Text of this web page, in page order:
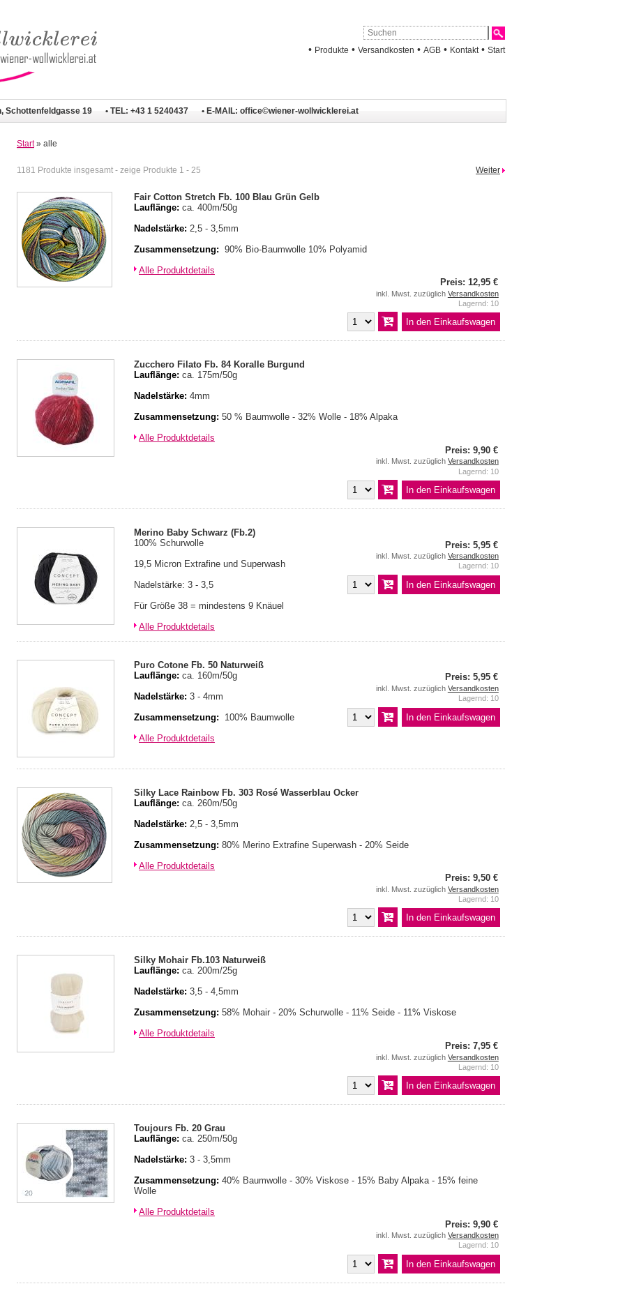
• Produkte • Versandkosten • AGB • Kontakt • Start
Schottenfeldgasse 19 • TEL: +43 1 5240437 • E-MAIL:office©wiener-wollwicklerei.at
Start» alle
1181 Produkte insgesamt - zeige Produkte 1 - 25 Weiter
Fair Cotton Stretch Fb. 100 Blau Grün Gelb
Lauflänge: ca. 400m/50g
Nadelstärke: 2,5 - 3,5mm
Zusammensetzung: 90% Bio-Baumwolle 10% Polyamid
Alle Produktdetails
Preis: 12,95 €
inkl. Mwst. zuzüglich Versandkosten
Lagernd: 10
Zucchero Filato Fb. 84 Koralle Burgund
Lauflänge: ca. 175m/50g
Nadelstärke: 4mm
Zusammensetzung: 50 % Baumwolle - 32% Wolle - 18% Alpaka
Alle Produktdetails
Preis: 9,90 €
inkl. Mwst. zuzüglich Versandkosten
Lagernd: 10
Merino Baby Schwarz (Fb.2)
100% Schurwolle
19,5 Micron Extrafine und Superwash
Nadelstärke: 3 - 3,5
Für Größe 38 = mindestens 9 Knäuel
Alle Produktdetails
Preis: 5,95 €
inkl. Mwst. zuzüglich Versandkosten
Lagernd: 10
Puro Cotone Fb. 50 Naturweiß
Lauflänge: ca. 160m/50g
Nadelstärke: 3 - 4mm
Zusammensetzung:
100% Baumwolle
Alle Produktdetails
Preis: 5,95 €
inkl. Mwst. zuzüglich Versandkosten
Lagernd: 10
Silky Lace Rainbow Fb. 303 Rosé Wasserblau Ocker
Lauflänge: ca. 260m/50g
Nadelstärke: 2,5 - 3,5mm
Zusammensetzung: 80% Merino Extrafine Superwash - 20% Seide
Alle Produktdetails
Preis: 9,50 €
inkl. Mwst. zuzüglich Versandkosten
Lagernd: 10
Silky Mohair Fb.103 Naturweiß
Lauflänge: ca. 200m/25g
Nadelstärke: 3,5 - 4,5mm
Zusammensetzung: 58% Mohair - 20% Schurwolle - 11% Seide - 11% Viskose
Alle Produktdetails
Preis: 7,95 €
inkl. Mwst. zuzüglich Versandkosten
Lagernd: 10
Toujours Fb. 20 Grau
Lauflänge: ca. 250m/50g
Nadelstärke: 3 - 3,5mm
Zusammensetzung: 40% Baumwolle - 30% Viskose - 15% Baby Alpaka - 15% feine
Wolle
Alle Produktdetails
Preis: 9,90 €
inkl. Mwst. zuzüglich Versandkosten
Lagernd: 10